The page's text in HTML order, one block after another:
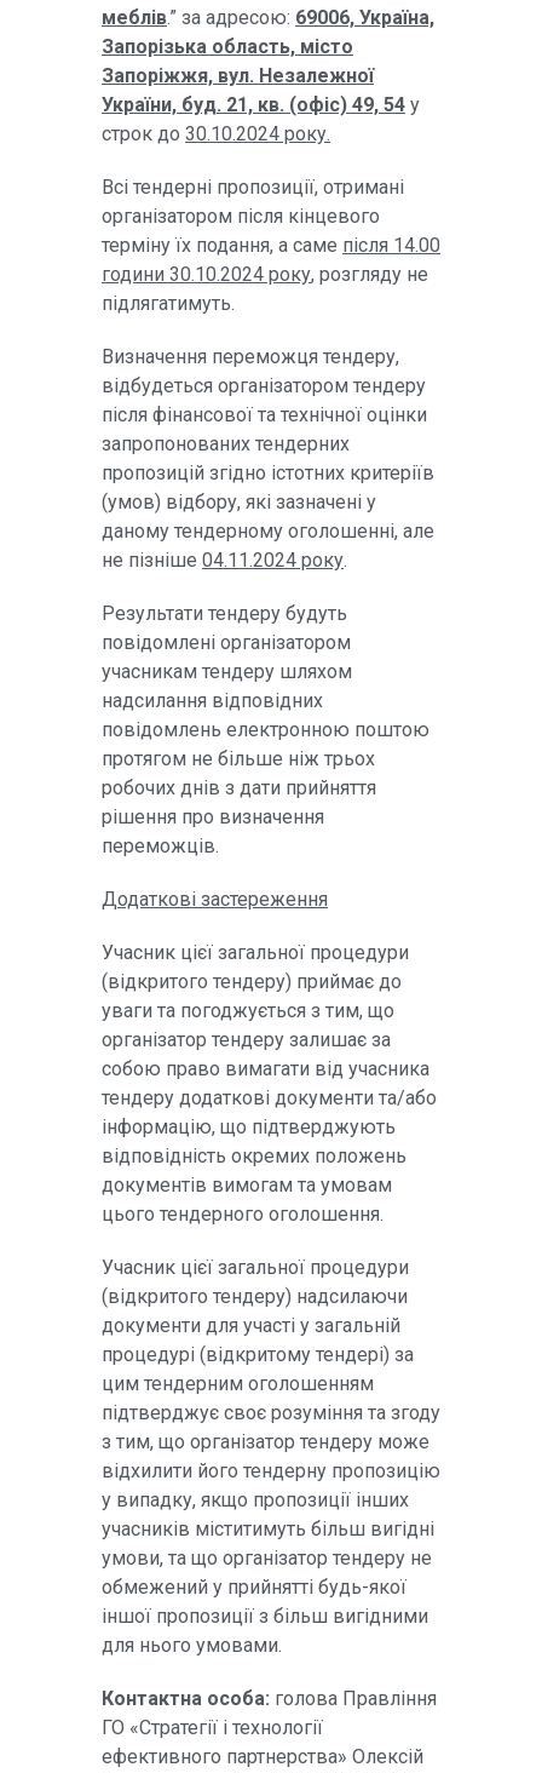
меблів.” за адресою: 69006, Україна,
Запорізька область, місто
Запоріжжя, вул. Незалежної
України, буд. 21, кв. (офіс) 49, 54 у
строк до 30.10.2024 року.
Всі тендерні пропозиції, отримані
організатором після кінцевого
терміну їх подання, а саме після 14.00
години 30.10.2024 року, розгляду не
підлягатимуть.
Визначення переможця тендеру,
відбудеться організатором тендеру
після фінансової та технічної оцінки
запропонованих тендерних
пропозицій згідно істотних критеріїв
(умов) відбору, які зазначені у
даному тендерному оголошенні, але
не пізніше 04.11.2024 року.
Результати тендеру будуть
повідомлені організатором
учасникам тендеру шляхом
надсилання відповідних
повідомлень електронною поштою
протягом не більше ніж трьох
робочих днів з дати прийняття
рішення про визначення
переможців.
Додаткові застереження
Учасник цієї загальної процедури
(відкритого тендеру) приймає до
уваги та погоджується з тим, що
організатор тендеру залишає за
собою право вимагати від учасника
тендеру додаткові документи та/або
інформацію, що підтверджують
відповідність окремих положень
документів вимогам та умовам
цього тендерного оголошення.
Учасник цієї загальної процедури
(відкритого тендеру) надсилаючи
документи для участі у загальній
процедурі (відкритому тендері) за
цим тендерним оголошенням
підтверджує своє розуміння та згоду
з тим, що організатор тендеру може
відхилити його тендерну пропозицію
у випадку, якщо пропозиції інших
учасників міститимуть більш вигідні
умови, та що організатор тендеру не
обмежений у прийнятті будь-якої
іншої пропозиції з більш вигідними
для нього умовами.
Контактна особа: голова Правління
ГО «Стратегії і технології
ефективного партнерства» Олексій